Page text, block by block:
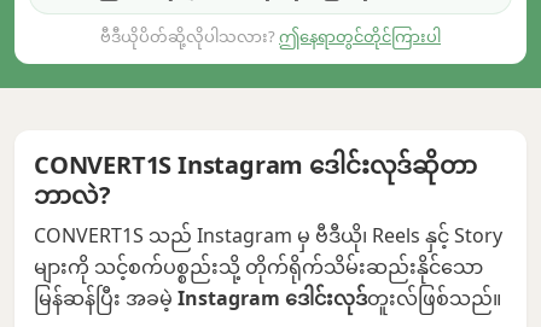
ဗီဒီယိုပိတ်ဆို့လိုပါသလား? ဤနေရာတွင်တိုင်ကြားပါ
CONVERT1S Instagram ဒေါင်းလုဒ်ဆိုတာ
ဘာလဲ?
CONVERT1S သည် Instagram မှ ဗီဒီယို၊ Reels နှင့် Story
များကို သင့်စက်ပစ္စည်းသို့ တိုက်ရိုက်သိမ်းဆည်းနိုင်သော
မြန်ဆန်ပြီး အခမဲ့ Instagram ဒေါင်းလုဒ်တူးလ်ဖြစ်သည်။